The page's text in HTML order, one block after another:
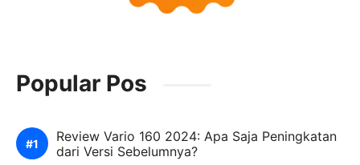
Popular Pos
Review Vario 160 2024: Apa Saja Peningkatan
dari Versi Sebelumnya?